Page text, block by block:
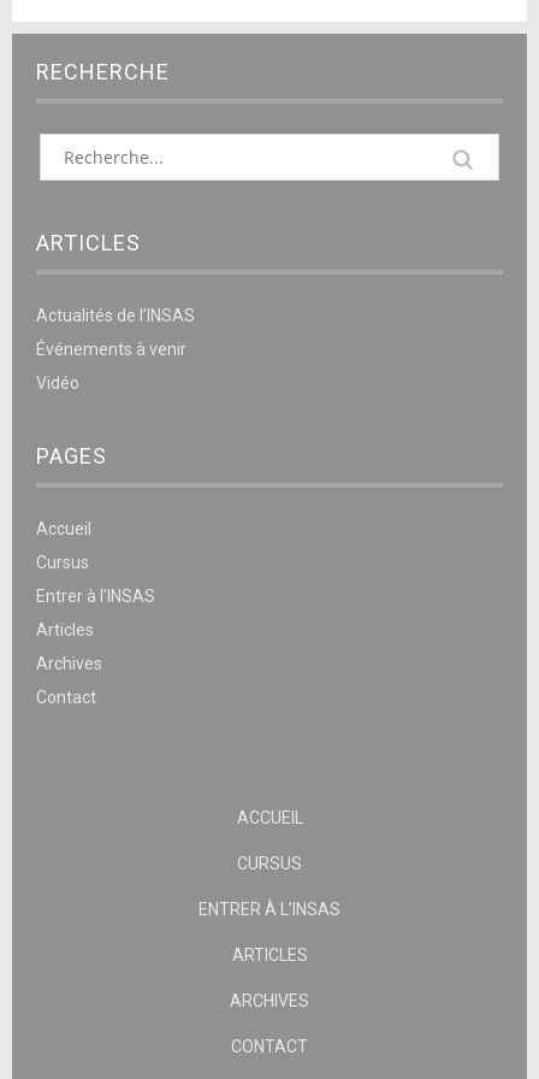
RECHERCHE
ARTICLES
Actualités de l’INSAS
Événements à venir
Vidéo
PAGES
Accueil
Cursus
Entrer à l’INSAS
Articles
Archives
Contact
ACCUEIL
CURSUS
ENTRER À L’INSAS
ARTICLES
ARCHIVES
CONTACT